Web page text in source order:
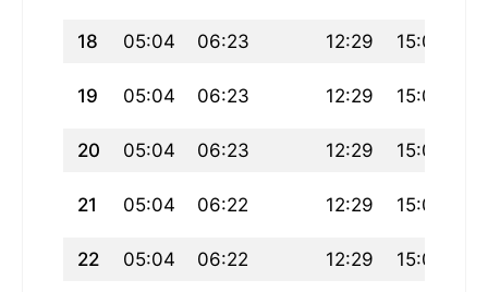
18 05:04 06:23 12:29 15:06
19 05:04 06:23 12:29 15:07
20 05:04 06:23 12:29 15:08
21 05:04 06:22 12:29 15:08
22 05:04 06:22 12:29 15:09